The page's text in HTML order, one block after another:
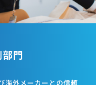
門
海外メーカーとの信頼